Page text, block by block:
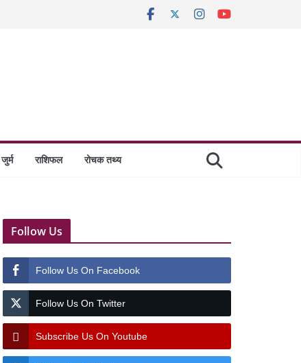
जुर्म राशिफल रोचक तथ्य
Follow Us
Follow Us On Facebook
Follow Us On Twitter
Subscribe Us On Youtube